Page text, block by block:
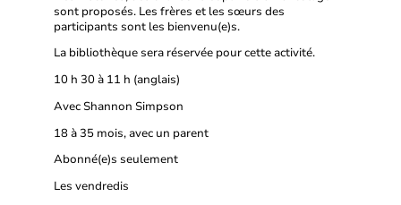
sont proposés. Les frères et les sœurs des
participants sont les bienvenu(e)s.
La bibliothèque sera réservée pour cette activité.
10 h 30 à 11 h (anglais)
Avec Shannon Simpson
18 à 35 mois, avec un parent
Abonné(e)s seulement
Les vendredis